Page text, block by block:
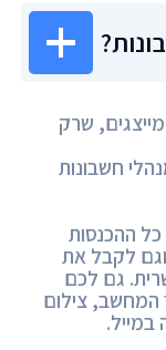
שרק
חשבונות
ההכנסות
לקבל את
גם לכם
המחשב, צילום